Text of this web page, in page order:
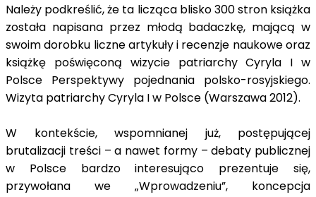
Należy podkreślić, że ta licząca blisko 300 stron książka
została napisana przez młodą badaczkę, mającą w
swoim dorobku liczne artykuły i recenzje naukowe oraz
książkę poświęconą wizycie patriarchy Cyryla I w
Polsce Perspektywy pojednania polsko-rosyjskiego.
Wizyta patriarchy Cyryla I w Polsce (Warszawa 2012).
W kontekście, wspomnianej już, postępującej
brutalizacji treści – a nawet formy – debaty publicznej
w Polsce bardzo interesująco prezentuje się,
przywołana we „Wprowadzeniu”, koncepcja